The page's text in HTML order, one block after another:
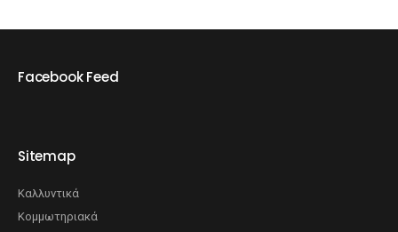
Facebook Feed
Sitemap
Καλλυντικά
Κομμωτηριακά